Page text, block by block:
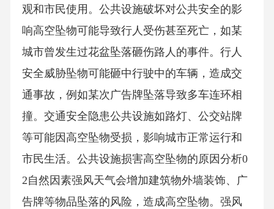
观和市民使用。公共设施破坏对公共安全的影
响高空坠物可能导致行人受伤甚至死亡，如某
城市曾发生过花盆坠落砸伤路人的事件。行人
安全威胁坠物可能砸中行驶中的车辆，造成交
通事故，例如某次广告牌坠落导致多车连环相
撞。交通安全隐患公共设施如路灯、公交站牌
等可能因高空坠物受损，影响城市正常运行和
市民生活。公共设施损害高空坠物的原因分析0
2自然因素强风天气会增加建筑物外墙装饰、广
告牌等物品坠落的风险，造成高空坠物。强风